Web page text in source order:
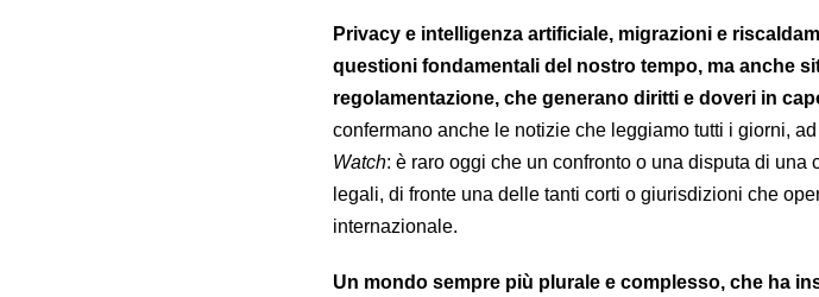
Privacy e intelligenza artificiale, migrazioni e
questioni fondamentali del nostro tempo, ma anche
regolamentazione, che generano diritti e doveri in
confermano anche le notizie che leggiamo tutti i giorni,
Watch: è raro oggi che un confronto o una disputa di una
legali, di fronte una delle tanti corti o giurisdizioni che
internazionale.
Un mondo sempre più plurale e complesso, che ha